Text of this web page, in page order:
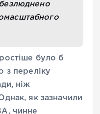
було б
з переліку
ніж
як зазначили
чинне